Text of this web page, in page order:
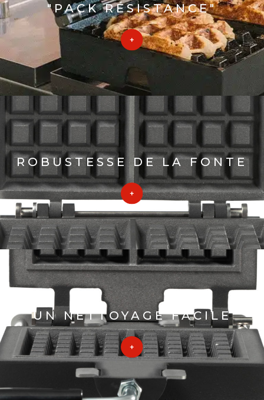
"PACK RÉSISTANCE"
ROBUSTESSE DE LA FONTE
UN NETTOYAGE FACILE